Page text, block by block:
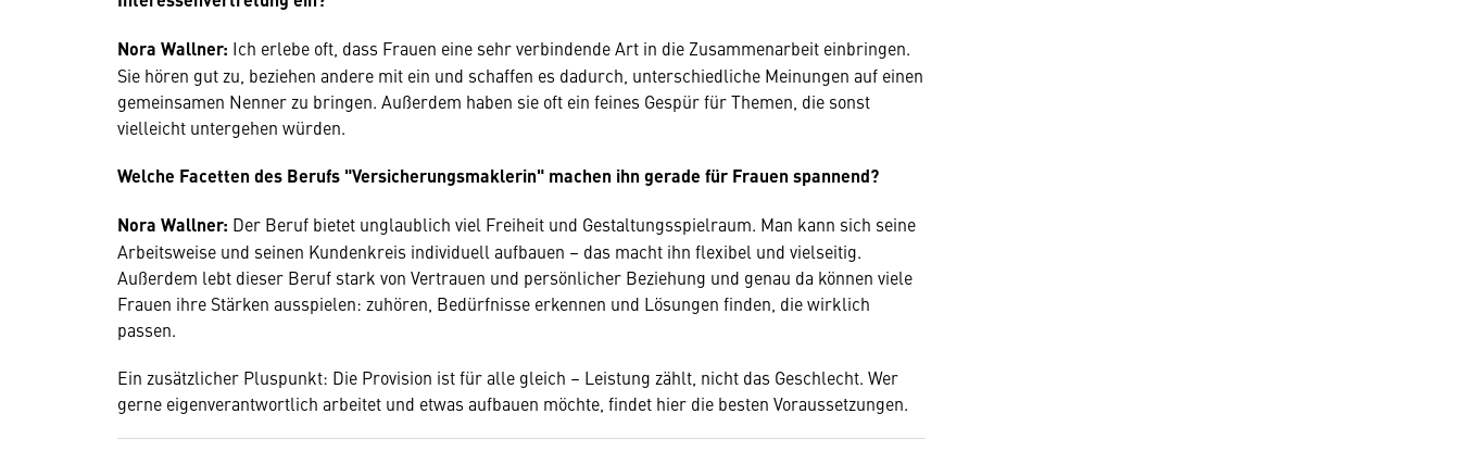
Nora Wallner: Ich erlebe oft, dass Frauen eine sehr verbindende Art in die Zusammenarbeit einbringen.
Sie hören gut zu, beziehen andere mit ein und schaffen es dadurch, unterschiedliche Meinungen auf einen
gemeinsamen Nenner zu bringen. Außerdem haben sie oft ein feines Gespür für Themen, die sonst
vielleicht untergehen würden.
Welche Facetten des Berufs "Versicherungsmaklerin" machen ihn gerade für Frauen spannend?
Nora Wallner: Der Beruf bietet unglaublich viel Freiheit und Gestaltungsspielraum. Man kann sich seine
Arbeitsweise und seinen Kundenkreis individuell aufbauen – das macht ihn flexibel und vielseitig.
Außerdem lebt dieser Beruf stark von Vertrauen und persönlicher Beziehung und genau da können viele
Frauen ihre Stärken ausspielen: zuhören, Bedürfnisse erkennen und Lösungen finden, die wirklich
passen.
Ein zusätzlicher Pluspunkt: Die Provision ist für alle gleich – Leistung zählt, nicht das Geschlecht. Wer
gerne eigenverantwortlich arbeitet und etwas aufbauen möchte, findet hier die besten Voraussetzungen.